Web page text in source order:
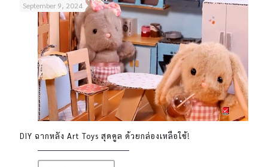
September 9, 2024
DIY ฉากหลัง Art Toys สุดคูล ด้วยกล่องเหลือใช้!